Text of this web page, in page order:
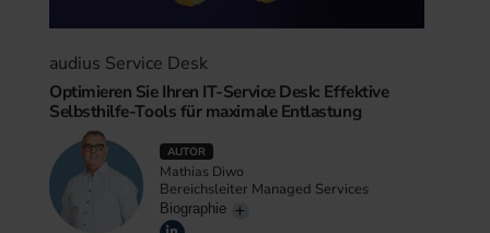
audius Service Desk
Optimieren Sie Ihren IT-Service Desk: Effektive
Selbsthilfe-Tools für maximale Entlastung
AUTOR
Mathias Diwo
Bereichsleiter Managed Services
Biographie